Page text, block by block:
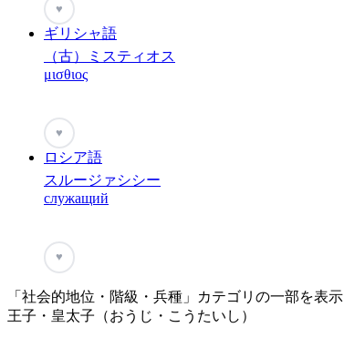
♥
ギリシャ語
（古）ミスティオス
μισθιος
♥
ロシア語
スルージァシシー
служащий
♥
「社会的地位・階級・兵種」カテゴリの一部を表示
王子・皇太子（おうじ・こうたいし）